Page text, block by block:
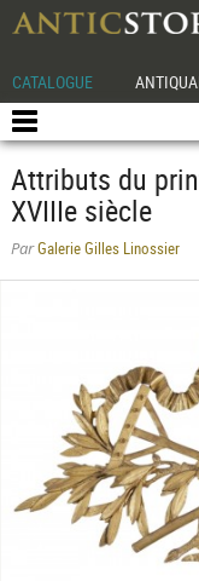
CATALOGUE
Attributs du
XVIIIe siècle
ParGalerie Gilles Linossier